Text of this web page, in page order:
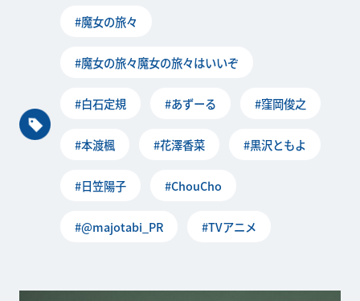
#魔女の旅々
#魔女の旅々魔女の旅々はいいぞ
#白石定規 #あずーる #窪岡俊之
#本渡楓 #花澤香菜 #黒沢ともよ
#日笠陽子 #ChouCho
#@majotabi_PR #TVアニメ